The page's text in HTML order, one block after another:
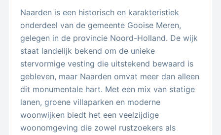
Naarden is een historisch en karakteristiek
onderdeel van de gemeente Gooise Meren,
gelegen in de provincie Noord-Holland. De wijk
staat landelijk bekend om de unieke
stervormige vesting die uitstekend bewaard is
gebleven, maar Naarden omvat meer dan alleen
dit monumentale hart. Met een mix van statige
lanen, groene villaparken en moderne
woonwijken biedt het een veelzijdige
woonomgeving die zowel rustzoekers als